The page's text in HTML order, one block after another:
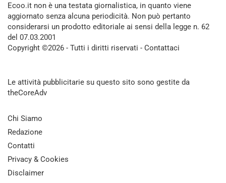
Ecoo.it non è una testata giornalistica, in quanto viene
aggiornato senza alcuna periodicità. Non può pertanto
considerarsi un prodotto editoriale ai sensi della legge n. 62
del 07.03.2001
Copyright ©2026 - Tutti i diritti riservati - Contattaci
Le attività pubblicitarie su questo sito sono gestite da
theCoreAdv
Chi Siamo
Redazione
Contatti
Privacy & Cookies
Disclaimer